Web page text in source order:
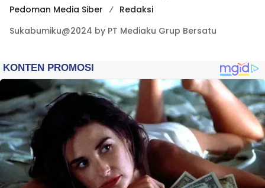
Pedoman Media Siber
Redaksi
Sukabumiku@2024 by PT Mediaku Grup Bersatu